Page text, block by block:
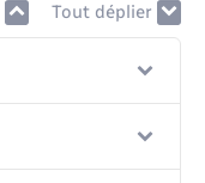
Tout déplier